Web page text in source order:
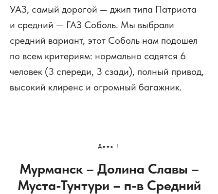
УАЗ, самый дорогой — джип типа Патриота
и средний — ГАЗ Соболь. Мы выбрали
средний вариант, этот Соболь нам подошел
по всем критериям: нормально садятся 6
человек (3 спереди, 3 сзади), полный привод,
высокий клиренс и огромный багажник.
День 1
Мурманск– Долина Славы –
Муста-Тунтури – п-в Средний